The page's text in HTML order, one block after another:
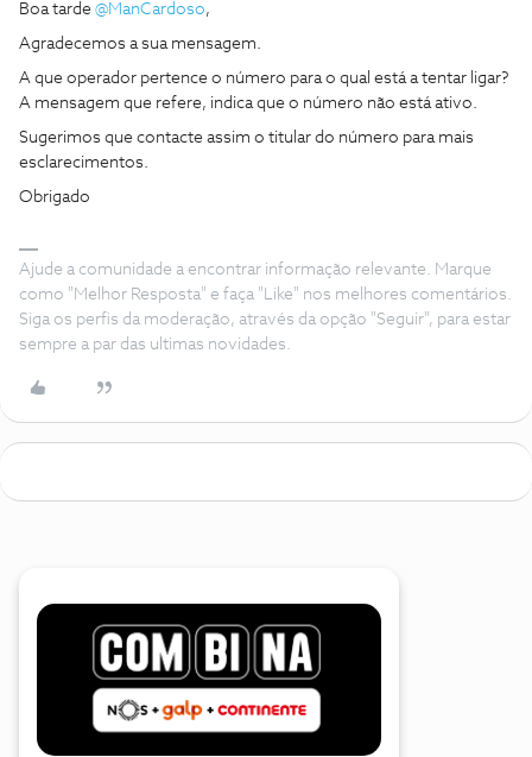
Boa tarde ​ @ManCardoso,
Agradecemos a sua mensagem.
A que operador pertence o número para o qual está a tentar ligar?
A mensagem que refere, indica que o número não está ativo.
Sugerimos que contacte assim o titular do número para mais
esclarecimentos.
Obrigado
Ajude a comunidade a encontrar informação relevante. Marque
como "Melhor Resposta" e faça "Like" nos melhores comentários.
Siga os perfis da moderação, através da opção "Seguir", para estar
sempre a par das ultimas novidades.